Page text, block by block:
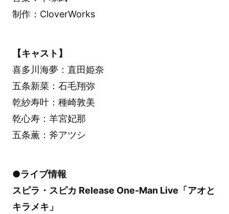
制作：CloverWorks
【キャスト】
喜多川海夢：直田姫奈
五条新菜：石毛翔弥
乾紗寿叶：種崎敦美
乾心寿：羊宮妃那
五条薫：斧アツシ
●ライブ情報
スピラ・スピカ Release One-Man Live「アオと
キラメキ」